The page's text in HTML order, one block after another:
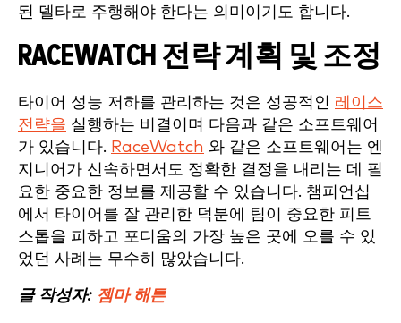
된 델타로 주행해야 한다는 의미이기도 합니다.
RACEWATCH 전략 계획 및 조정
타이어 성능 저하를 관리하는 것은 성공적인 레이스
전략을 실행하는 비결이며 다음과 같은 소프트웨어
가 있습니다. RaceWatch 와 같은 소프트웨어는 엔
지니어가 신속하면서도 정확한 결정을 내리는 데 필
요한 중요한 정보를 제공할 수 있습니다. 챔피언십
에서 타이어를 잘 관리한 덕분에 팀이 중요한 피트
스톱을 피하고 포디움의 가장 높은 곳에 오를 수 있
었던 사례는 무수히 많았습니다.
글 작성자: 젬마 해튼